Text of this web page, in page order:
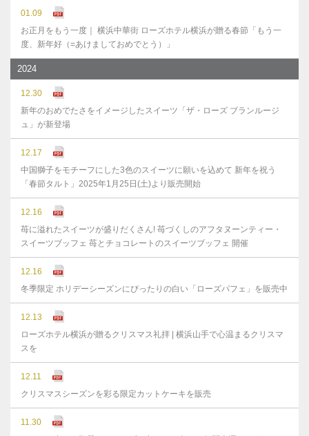
01.09
お正月をもう一度｜ 横浜中華街 ローズホテル横浜が贈る春節「もう一
度、新年好（=あけましておめでとう）」
2024
12.30
新年のおめでたさをイメージしたスイーツ「ザ・ローズ ブランルージ
ュ」が新登場
12.17
中国獅子をモチーフにした3色のスイーツに願いを込めて 新年を祝う
「春節タルト」2025年1月25日(土)より販売開始
12.16
苺に溢れたスイーツが盛りだくさん! 苺づくしのアフタヌーンティー・
スイーツブッフェ 苺とチョコレートのスイーツブッフェ 開催
12.16
冬季限定 ホリデーシーズンにぴったりの白い「ローズパフェ」を販売中
12.13
ローズホテル横浜が贈るクリスマス礼拝 | 横浜山手で心温まるクリスマ
スを
12.11
クリスマスシーズンを彩る限定カットケーキを販売
11.30